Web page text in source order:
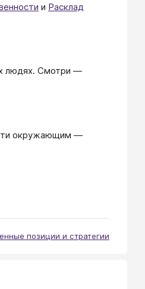
и Расклад
людях. Смотри ―
окружающим ―
позиции и стратегии